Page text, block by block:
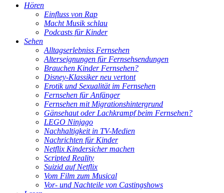
Hören
Einfluss von Rap
Macht Musik schlau
Podcasts für Kinder
Sehen
Alltagserlebniss Fernsehen
Alterseignungen für Fernsehsendungen
Brauchen Kinder Fernsehen?
Disney-Klassiker neu vertont
Erotik und Sexualität im Fernsehen
Fernsehen für Anfänger
Fernsehen mit Migrationshintergrund
Gänsehaut oder Lachkrampf beim Fernsehen?
LEGO Ninjago
Nachhaltigkeit in TV-Medien
Nachrichten für Kinder
Netflix Kindersicher machen
Scripted Reality
Suizid auf Netflix
Vom Film zum Musical
Vor- und Nachteile von Castingshows